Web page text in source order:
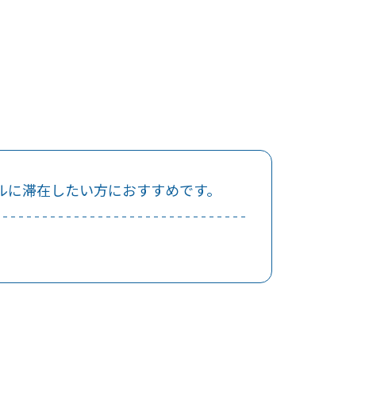
滞在したい方におすすめです。